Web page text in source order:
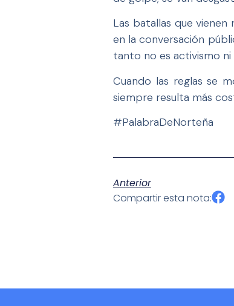
Las batallas que
en la conversación
tanto no es activismo ni
Cuando las reglas se
siempre resulta más
#PalabraDeNorteña
Anterior
Compartir esta nota: